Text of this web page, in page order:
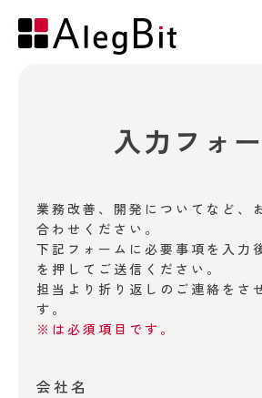
入力フォ
業務改善、開発についてなど、
合わせください。
下記フォームに必要事項を入力
を押してご送信ください。
担当より折り返しのご連絡をさ
す。
※は必須項目です。
会社名